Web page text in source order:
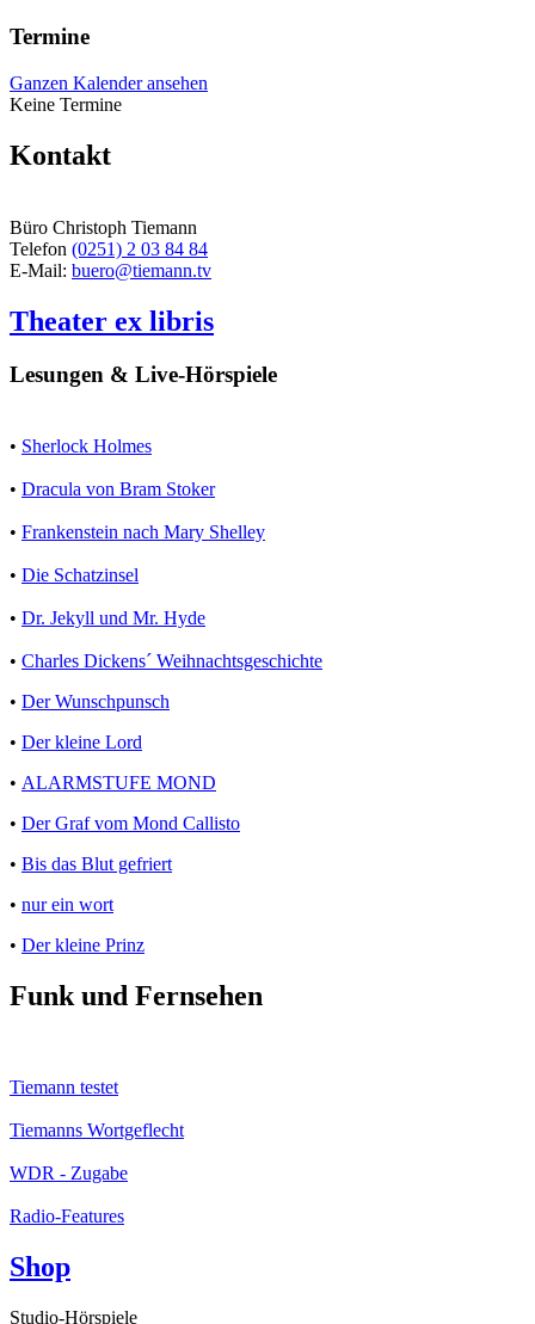
Termine
Ganzen Kalender ansehen
Keine Termine
Kontakt
Büro Christoph Tiemann
Telefon (0251) 2 03 84 84
E-Mail: buero@tiemann.tv
Theater ex libris
Lesungen & Live-Hörspiele
• Sherlock Holmes
• Dracula von Bram Stoker
• Frankenstein nach Mary Shelley
• Die Schatzinsel
• Dr. Jekyll und Mr. Hyde
• Charles Dickens´ Weihnachtsgeschichte
• Der Wunschpunsch
• Der kleine Lord
• ALARMSTUFE MOND
• Der Graf vom Mond Callisto
• Bis das Blut gefriert
• nur ein wort
• Der kleine Prinz
Funk und Fernsehen
Tiemann testet
Tiemanns Wortgeflecht
WDR - Zugabe
Radio-Features
Shop
Studio-Hörspiele